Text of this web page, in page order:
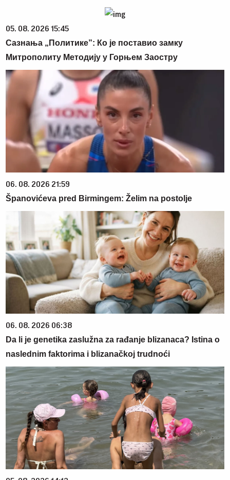
05. 08. 2026 15:45
Сазнања „Политике”: Ко је поставио замку
Митрополиту Методију у Горњем Заостру
06. 08. 2026 21:59
Španovićeva pred Birmingem: Želim na postolje
06. 08. 2026 06:38
Da li je genetika zaslužna za rađanje blizanaca? Istina o
naslednim faktorima i blizanačkoj trudnoći